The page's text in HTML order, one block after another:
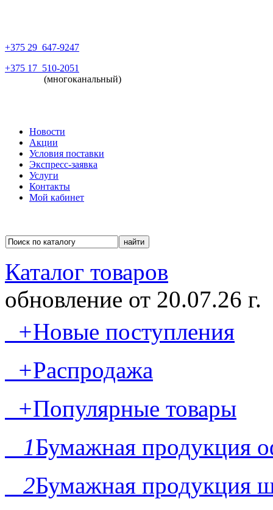
+375 29 647-9247
+375 17 510-2051
(многоканальный)
Новости
Акции
Условия поставки
Экспресс-заявка
Услуги
Контакты
Мой кабинет
Каталог товаров
обновление от 20.07.26 г.
+Новые поступления
+Распродажа
+Популярные товары
1Бумажная продукция
2Бумажная продукция